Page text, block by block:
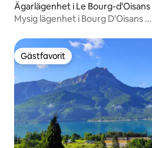
Ägarlägenhet i Le Bourg-d'Oisans
Mysig lägenhet i Bourg D'Oisans ...
Gästfavorit
Gästfavorit